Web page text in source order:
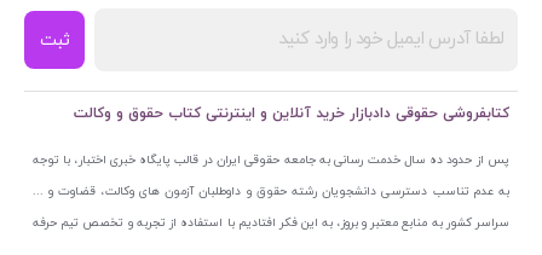
ثبت
کتابفروشی حقوقی دادبازار خرید آنلاین و اینترنتی کتاب حقوق و وکالت
پس از حدود ده سال خدمت رسانی به جامعه حقوقی ایران در قالب پایگاه خبری اختبار، با توجه
به عدم تناسب دسترسی دانشجویان رشته حقوق و داوطلبان آزمون های وکالت، قضاوت و ...
سراسر کشور به منابع معتبر و بروز، به این فکر افتادیم با استفاده از تجربه و تخصص تیم حرفه